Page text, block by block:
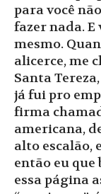
para você
fazer nada.
mesmo.
alicerce, me
Santa
já fui pro
firma
americana,
alto escalão,
então eu que
essa página